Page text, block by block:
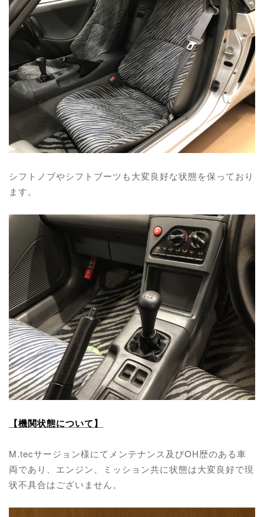
シフトノブやシフトブーツも大変良好な状態を保っており
ます。
【機関状態について】
M.tecサージョン様にてメンテナンス及びOH歴のある車
両であり、エンジン、ミッション共に状態は大変良好で現
状不具合はございません。